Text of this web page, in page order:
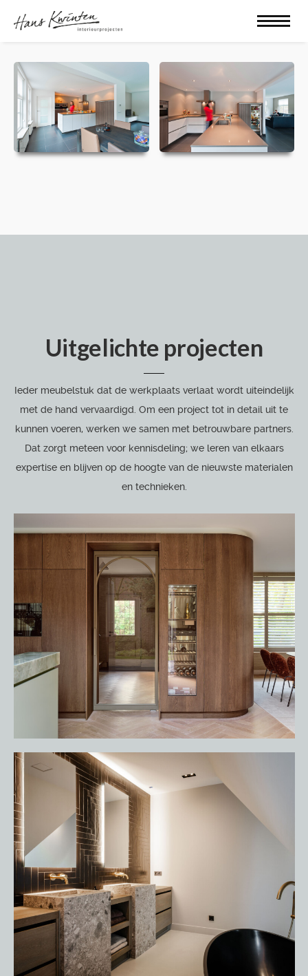
Uitgelichte projecten
Ieder meubelstuk dat de werkplaats verlaat wordt uiteindelijk
met de hand vervaardigd. Om een project tot in detail uit te
kunnen voeren, werken we samen met betrouwbare partners.
Dat zorgt meteen voor kennisdeling; we leren van elkaars
expertise en blijven op de hoogte van de nieuwste materialen
en technieken.